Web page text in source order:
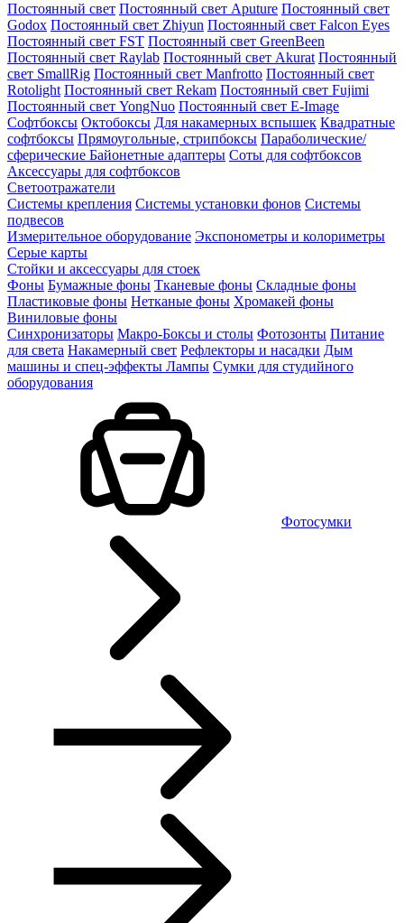
Постоянный свет Постоянный свет Aputure Постоянный свет
Godox Постоянный свет Zhiyun Постоянный свет Falcon Eyes
Постоянный свет FST Постоянный свет GreenBeen
Постоянный свет Raylab Постоянный свет Akurat Постоянный
свет SmallRig Постоянный свет Manfrotto Постоянный свет
Rotolight Постоянный свет Rekam Постоянный свет Fujimi
Постоянный свет YongNuo Постоянный свет E-Image
Софтбоксы Октобоксы Для накамерных вспышек Квадратные
софтбоксы Прямоугольные, стрипбоксы Параболические/
сферические Байонетныe адаптеры Соты для софтбоксов
Аксессуары для софтбоксов
Светоотражатели
Системы крепления Системы установки фонов Системы
подвесов
Измерительное оборудование Экспонометры и колориметры
Серые карты
Стойки и аксессуары для стоек
Фоны Бумажные фоны Тканевые фоны Складные фоны
Пластиковые фоны Нетканые фоны Хромакей фоны
Виниловые фоны
Синхронизаторы Макро-Боксы и столы Фотозонты Питание
для света Накамерный свет Рефлекторы и насадки Дым
машины и спец-эффекты Лампы Сумки для студийного
оборудования
Фотосумки